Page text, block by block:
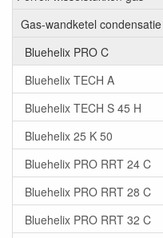
Gas-wandketel condensatie
Bluehelix PRO C
Bluehelix TECH A
Bluehelix TECH S 45 H
Bluehelix 25 K 50
Bluehelix PRO RRT 24 C
Bluehelix PRO RRT 28 C
Bluehelix PRO RRT 32 C